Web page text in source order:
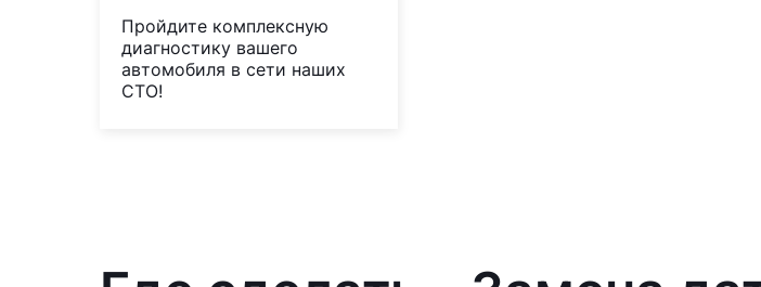
Пройдите комплексную
диагностику вашего
автомобиля в сети наших
СТО!